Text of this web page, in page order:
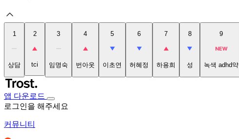
1
상담
2
tci
3
임명숙
4
번아웃
5
이초연
6
허혜정
7
하용희
8
성
9
녹색 adhd약
앱 다운로드
로그인을 해주세요
커뮤니티